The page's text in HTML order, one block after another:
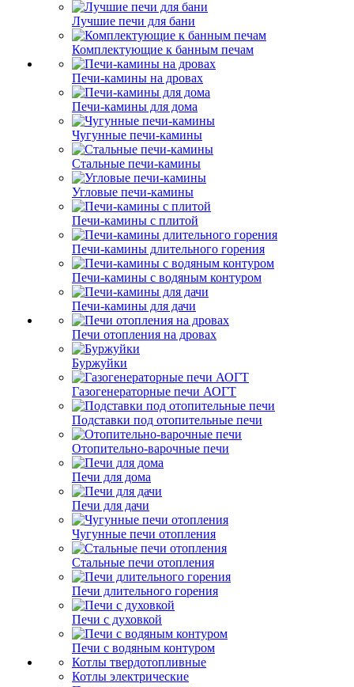
Лучшие печи для бани
Комплектующие к банным печам
Печи-камины на дровах
Печи-камины для дома
Чугунные печи-камины
Стальные печи-камины
Угловые печи-камины
Печи-камины с плитой
Печи-камины длительного горения
Печи-камины с водяным контуром
Печи-камины для дачи
Печи отопления на дровах
Буржуйки
Газогенераторные печи АОГТ
Подставки под отопительные печи
Отопительно-варочные печи
Печи для дома
Печи для дачи
Чугунные печи отопления
Стальные печи отопления
Печи длительного горения
Печи с духовкой
Печи с водяным контуром
Котлы твердотопливные
Котлы электрические